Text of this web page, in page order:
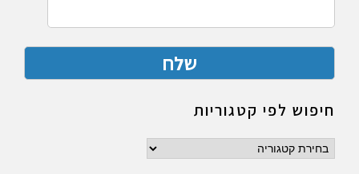
חיפוש לפי קטגוריות
חיפוש